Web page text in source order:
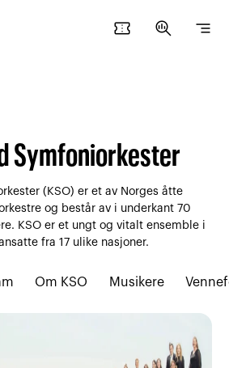
confirmation_number search_insights segment
Symfoniorkester
(KSO) er et av Norges åtte
og består av i underkant 70
KSO er et ungt og vitalt ensemble i
fra 17 ulike nasjoner.
Om KSO Musikere